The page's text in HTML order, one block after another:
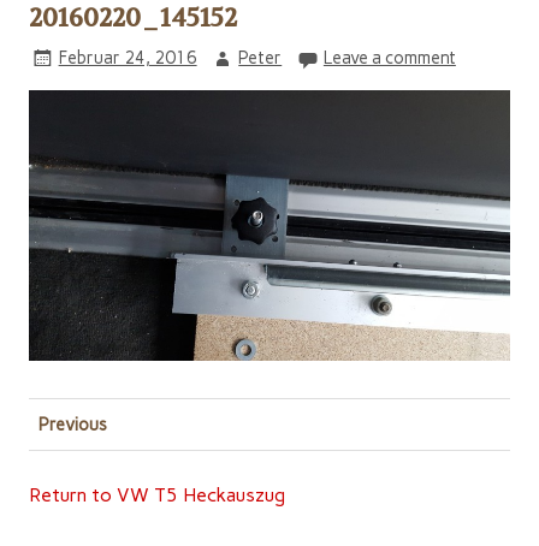
20160220_145152
Februar 24, 2016 Peter Leave a comment
Previous
Return to VW T5 Heckauszug